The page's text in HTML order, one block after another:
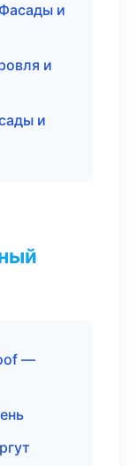
и
и
и
—